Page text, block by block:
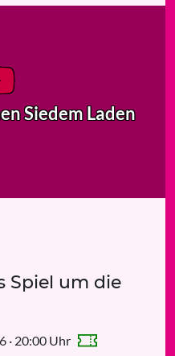
Siedem Laden
Spiel um die
· 20:00 Uhr